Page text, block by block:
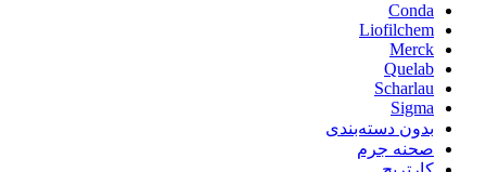
Conda
Liofilchem
Merck
Quelab
Scharlau
Sigma
بدون دسته‌بندی
صحنه جرم